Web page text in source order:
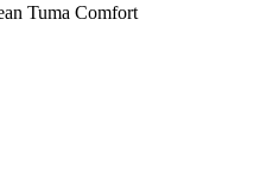
Tuma Comfort